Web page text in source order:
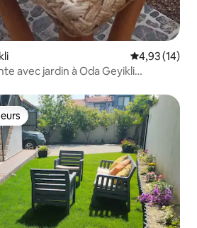
Note
4,93 (14)
avec jardin à Oda Geyikli